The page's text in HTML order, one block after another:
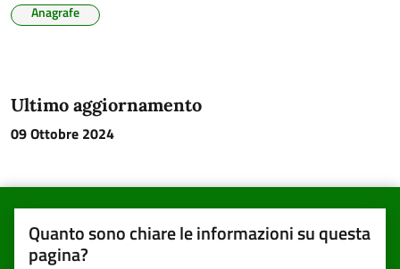
Anagrafe
Ultimo aggiornamento
09 Ottobre 2024
Quanto sono chiare le informazioni su questa
pagina?